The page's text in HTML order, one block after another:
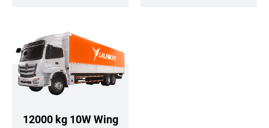
12000 kg 10W Wing